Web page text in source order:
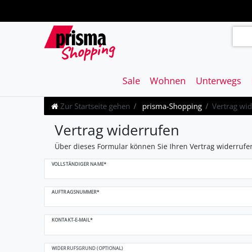
Sale Wohnen Unterwegs
Zur Startseite gehen prisma-Shopping Vertrag
Vertrag widerrufen
Über dieses Formular können Sie Ihren Vertrag
VOLLSTÄNDIGER NAME*
AUFTRAGSNUMMER*
KONTAKT-E-MAIL*
WIDERRUFSGRUND (OPTIONAL)